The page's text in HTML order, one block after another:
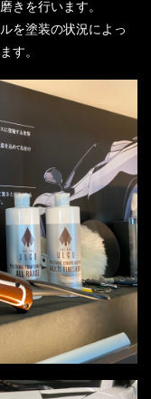
きを行います。
を塗装の状況によっ
す。